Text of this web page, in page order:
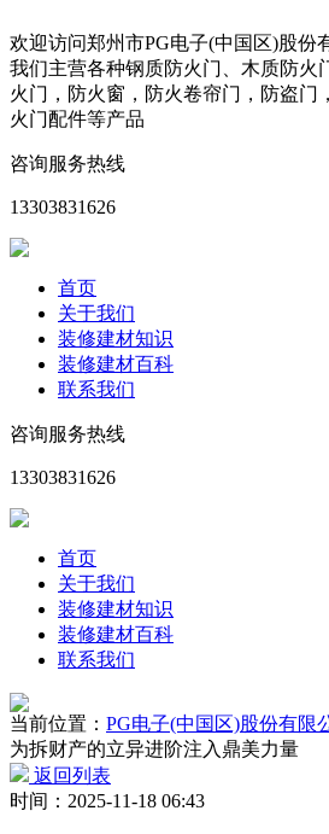
欢迎访问郑州市PG电子(中国区)股份
我们主营各种钢质防火门、木质防火
火门，防火窗，防火卷帘门，防盗门
火门配件等产品
咨询服务热线
13303831626
首页
关于我们
装修建材知识
装修建材百科
联系我们
咨询服务热线
13303831626
首页
关于我们
装修建材知识
装修建材百科
联系我们
当前位置： PG电子(中国区)股份有限
为拆财产的立异进阶注入鼎美力量
返回列表
时间：2025-11-18 06:43